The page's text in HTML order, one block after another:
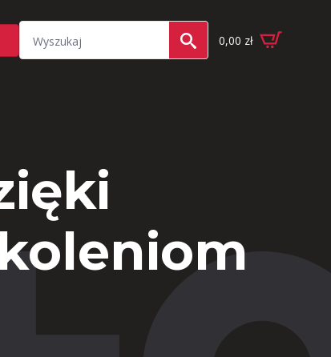
for:
0,00 zł